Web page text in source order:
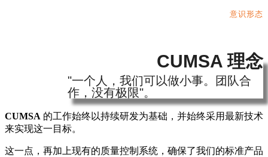
意识形态
CUMSA 理念
"一个人，我们可以做小事。团队合
作，没有极限"。
CUMSA 的工作始终以持续研发为基础，并始终采用最新技术
来实现这一目标。
这一点，再加上现有的质量控制系统，确保了我们的标准产品